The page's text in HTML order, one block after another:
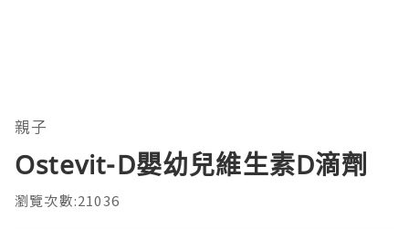
親子
Ostevit-D嬰幼兒維生素D滴劑
瀏覽次數:21036